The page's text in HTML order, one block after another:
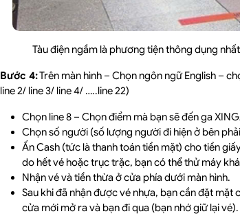
Tàu điện ngầm là phương tiện thông dụng
Bước 4:Trên màn hình – Chọn ngôn ngữ English –
line 2/ line 3/ line 4/ …..line 22)
Chọn line 8 – Chọn điểm mà bạn sẽ đến ga
Chọn số người (số lượng người đi hiện ở bên
Ấn Cash (tức là thanh toán tiền mặt) cho tiền
do hết vé hoặc trục trặc, bạn có thể thử máy
Nhận vé và tiền thừa ở cửa phía dưới màn hình.
Sau khi đã nhận được vé nhựa, bạn cần đặt
cửa mới mở ra và bạn đi qua (bạn nhớ giữ lại vé).